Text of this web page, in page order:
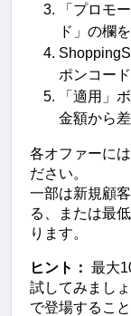
「プロモ
ド」の欄
ポンコー
「適用」
金額から
各オファーに
ださい。
一部は新規顧
る、または最
ります。
ヒント： 最大
試してみまし
で登場するこ